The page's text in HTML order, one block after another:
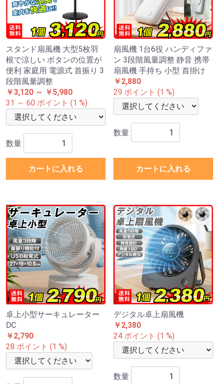
スタンド扇風機 大型5枚羽
根で涼しい ボタンの位置が
便利 家庭用 電源式 首振り 3
段階風量調整
￥3,120 ～ ￥5,980
31 ～ 60 ポイント (1 %)
数量
カートに入れる
扇風機 1台6役 ハンディファ
ン 3段階風量調整 静音 携帯
扇風機 手持ち 小型 首掛け
￥2,880
29 ポイント (1 %)
数量
カートに入れる
卓上小型サーキュレーター
DC
￥2,790
28 ポイント (1 %)
デジタル卓上扇風機
￥2,380
24 ポイント (1 %)
数量